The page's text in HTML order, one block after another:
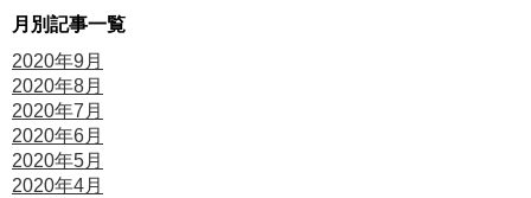
月別記事一覧
2020年9月
2020年8月
2020年7月
2020年6月
2020年5月
2020年4月